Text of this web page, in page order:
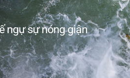
ngự sự nóng giận